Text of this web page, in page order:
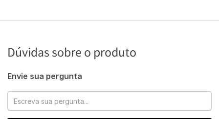
Dúvidas sobre o produto
Envie sua pergunta